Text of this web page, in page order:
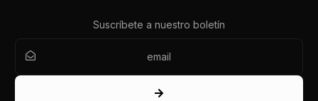
Suscríbete a nuestro boletín